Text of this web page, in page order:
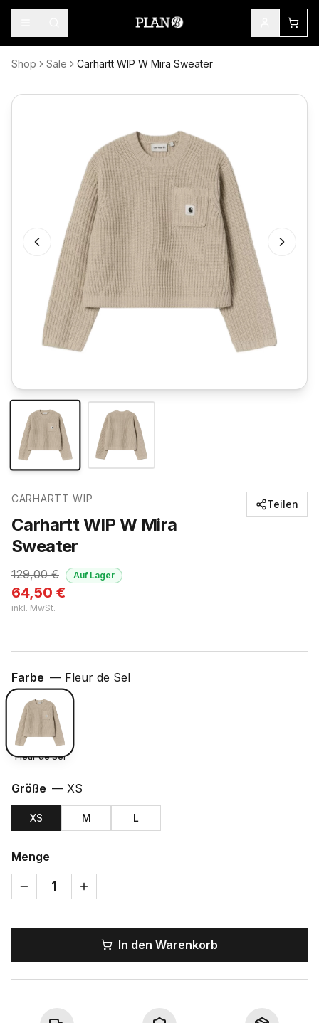
Shop Sale Carhartt WIP W Mira Sweater
CARHARTT WIP
Carhartt WIP W Mira
Sweater
129,00€
64,50 €
inkl. MwSt.
Auf Lager
Teilen
Farbe — Fleur de Sel
Fleur de Sel
Größe — XS
XS M L
Menge
1
In den Warenkorb